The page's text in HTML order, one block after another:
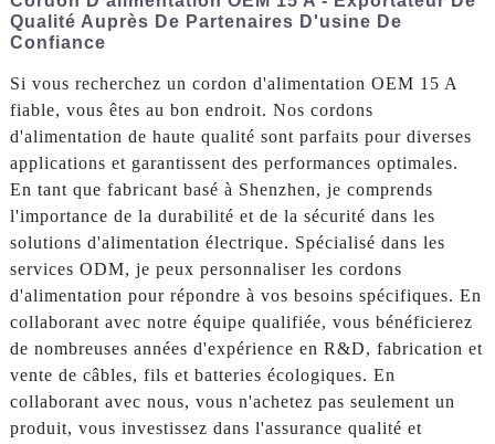
Qualité Auprès De Partenaires D'usine De
Confiance
Si vous recherchez un cordon d'alimentation OEM 15 A
fiable, vous êtes au bon endroit. Nos cordons
d'alimentation de haute qualité sont parfaits pour diverses
applications et garantissent des performances optimales.
En tant que fabricant basé à Shenzhen, je comprends
l'importance de la durabilité et de la sécurité dans les
solutions d'alimentation électrique. Spécialisé dans les
services ODM, je peux personnaliser les cordons
d'alimentation pour répondre à vos besoins spécifiques. En
collaborant avec notre équipe qualifiée, vous bénéficierez
de nombreuses années d'expérience en R&D, fabrication et
vente de câbles, fils et batteries écologiques. En
collaborant avec nous, vous n'achetez pas seulement un
produit, vous investissez dans l'assurance qualité et